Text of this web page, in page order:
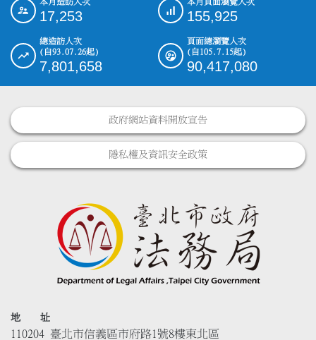
:::
17,253 155,925
總造訪人次
(自93.07.26起)
7,801,658
頁面總瀏覽人次
(自105.7.15起)
90,417,080
政府網站資料開放宣告
隱私權及資訊安全政策
地 址
110204 臺北市信義區市府路1號8樓東北區